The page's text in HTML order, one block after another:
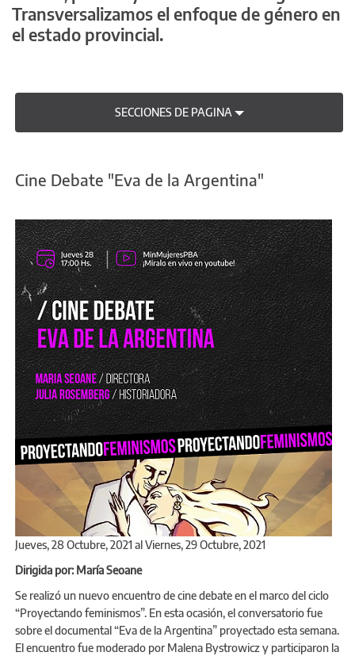
Transversalizamos el enfoque de género en
el estado provincial.
SECCIONES DE PAGINA
Cine Debate "Eva de la Argentina"
Jueves, 28 Octubre, 2021alViernes, 29 Octubre, 2021
Dirigida por: María Seoane
Se realizó un nuevo encuentro de cine debate en el marco del ciclo
“Proyectando feminismos”. En esta ocasión, el conversatorio fue
sobre el documental “Eva de la Argentina” proyectado esta semana.
El encuentro fue moderado por Malena Bystrowicz y participaron la